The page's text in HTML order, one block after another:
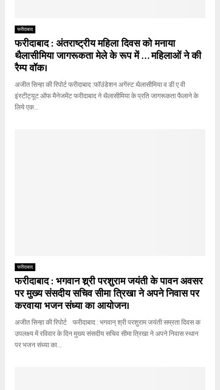
फरीदाबाद
फरीदाबाद : अंतराष्ट्रीय महिला दिवस को मनाया
थैलासीमिया जागरूकता मेले के रूप में … महिलाओं ने की
रैम्प वॉक।
अजीत सिन्हा की रिपोर्ट फरीदाबाद :फॉउंडेशन अगेंस्ट थैलासीमिया व डी ए वी
इंस्टीट्यूट ऑफ मैनेजमेंट फरीदाबाद ने थैलासीमिया के प्रति जागरूकता फैलाने के
लिये एक...
फरीदाबाद
फरीदाबाद : भगवान श्र्री परशुराम जयंती के पावन अवसर
पर मुख्य संसदीय सचिव सीमा त्रिखा ने अपने निवास पर
करवाया भजन संध्या का आयोजन।
अजीत सिन्हा की रिपोर्ट फरीदाबाद : भगवान् श्री परशुराम जयंती सम्रता दिवस क
उपलक्ष्य में रविवार के दिन मुख्य संसदीय सचिव सीमा त्रिखा ने अपने निवास स्थान
पर भजन संध्या का...